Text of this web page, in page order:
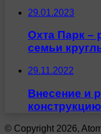
29.01.2023
Охта Парк –
семьи
29.11.2022
Внесение и
© Copyright 2026,